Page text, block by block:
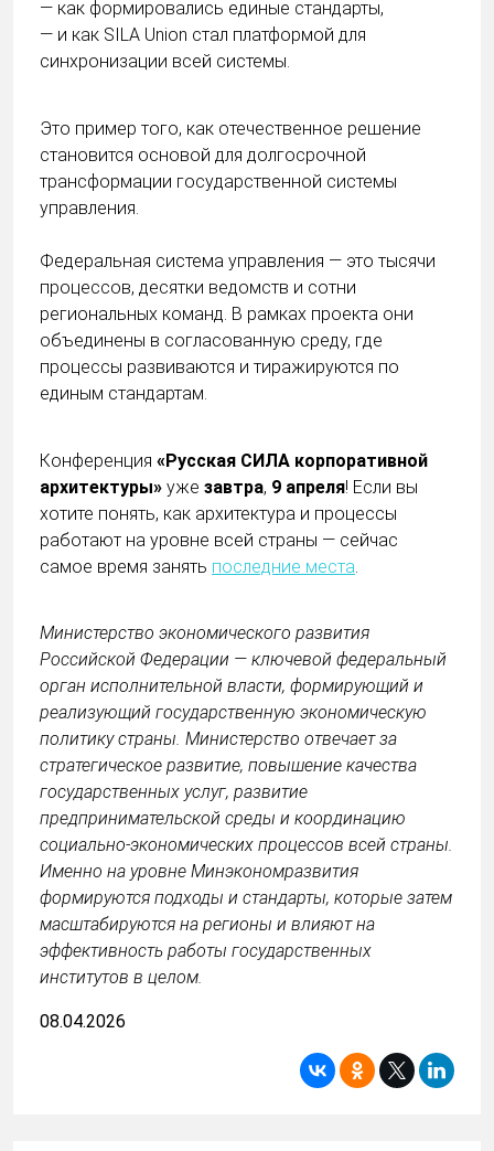
— как формировались единые стандарты,
— и как SILA Union стал платформой для
синхронизации всей системы.
Это пример того, как отечественное решение
становится основой для долгосрочной
трансформации государственной системы
управления.
Федеральная система управления — это тысячи
процессов, десятки ведомств и сотни
региональных команд. В рамках проекта они
объединены в согласованную среду, где
процессы развиваются и тиражируются по
единым стандартам.
Конференция «Русская СИЛА корпоративной
архитектуры» уже завтра, 9 апреля! Если вы
хотите понять, как архитектура и процессы
работают на уровне всей страны — сейчас
самое время занять последние места
Министерство экономического развития
Российской Федерации — ключевой федеральный
орган исполнительной власти, формирующий и
реализующий государственную экономическую
политику страны. Министерство отвечает за
стратегическое развитие, повышение качества
государственных услуг, развитие
предпринимательской среды и координацию
социально-экономических процессов всей страны.
Именно на уровне Минэкономразвития
формируются подходы и стандарты, которые затем
масштабируются на регионы и влияют на
эффективность работы государственных
институтов в целом.
08.04.2026